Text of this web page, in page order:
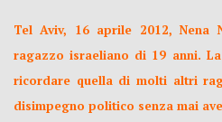
Tel Aviv, 16 aprile 2012, Nena
ragazzo israeliano di 19 anni.
ricordare quella di molti altri
disimpegno politico senza mai